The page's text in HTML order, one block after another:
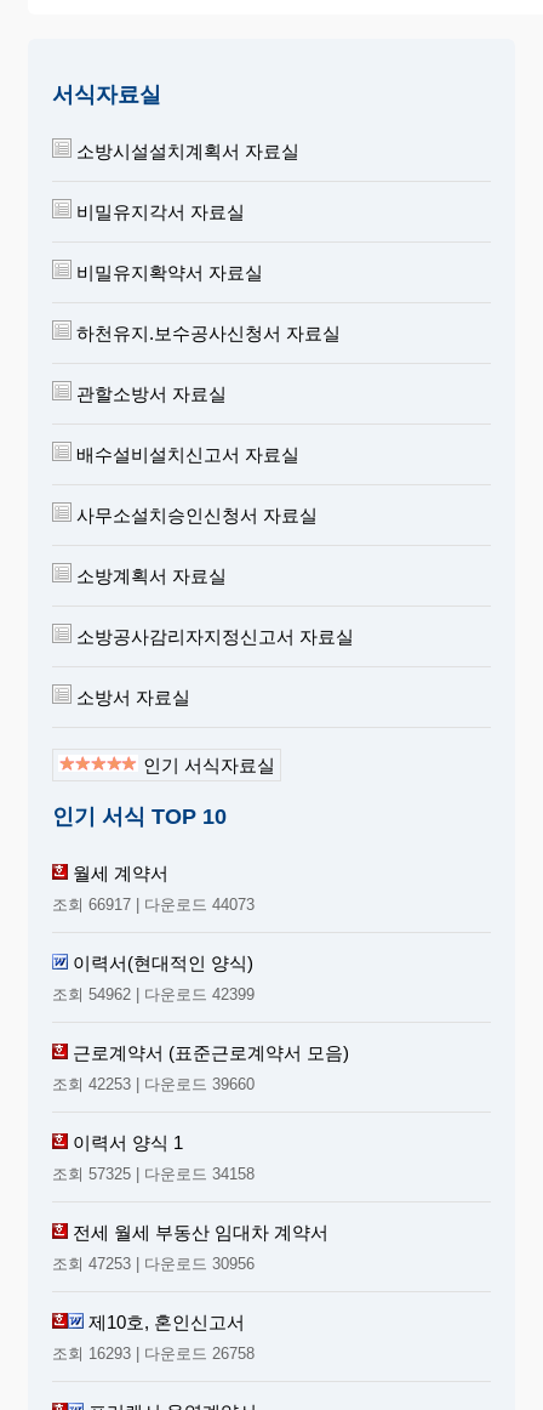
서식자료실
소방시설설치계획서 자료실
비밀유지각서 자료실
비밀유지확약서 자료실
하천유지.보수공사신청서 자료실
관할소방서 자료실
배수설비설치신고서 자료실
사무소설치승인신청서 자료실
소방계획서 자료실
소방공사감리자지정신고서 자료실
소방서 자료실
인기 서식자료실
인기 서식 TOP 10
월세 계약서
조회 66917 | 다운로드 44073
이력서(현대적인 양식)
조회 54962 | 다운로드 42399
근로계약서 (표준근로계약서 모음)
조회 42253 | 다운로드 39660
이력서 양식 1
조회 57325 | 다운로드 34158
전세 월세 부동산 임대차 계약서
조회 47253 | 다운로드 30956
제10호, 혼인신고서
조회 16293 | 다운로드 26758